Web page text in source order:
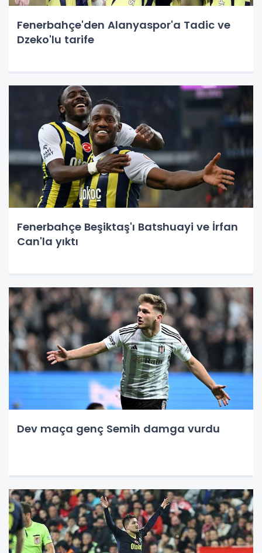
Fenerbahçe'den Alanyaspor'a Tadic ve
Dzeko'lu tarife
Fenerbahçe Beşiktaş'ı Batshuayi ve İrfan
Can'la yıktı
Dev maça genç Semih damga vurdu